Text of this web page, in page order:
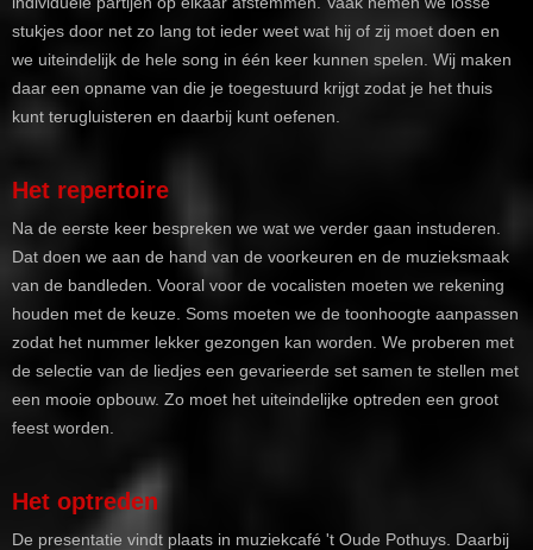
stukjes door net zo lang tot ieder weet wat hij of zij moet doen en
we uiteindelijk de hele song in één keer kunnen spelen. Wij maken
daar een opname van die je toegestuurd krijgt zodat je het thuis
kunt terugluisteren en daarbij kunt oefenen.
Het repertoire
Na de eerste keer bespreken we wat we verder gaan instuderen.
Dat doen we aan de hand van de voorkeuren en de muzieksmaak
van de bandleden. Vooral voor de vocalisten moeten we rekening
houden met de keuze. Soms moeten we de toonhoogte aanpassen
zodat het nummer lekker gezongen kan worden. We proberen met
de selectie van de liedjes een gevarieerde set samen te stellen met
een mooie opbouw. Zo moet het uiteindelijke optreden een groot
feest worden.
Het optreden
De presentatie vindt plaats in muziekcafé 't Oude Pothuys. Daarbij